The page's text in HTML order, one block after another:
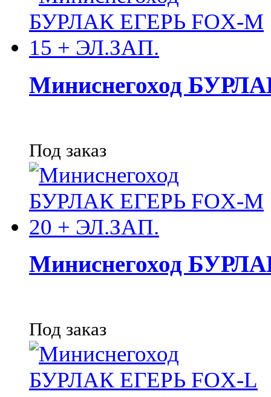
Миниснегоход
Под заказ
Миниснегоход
Под заказ